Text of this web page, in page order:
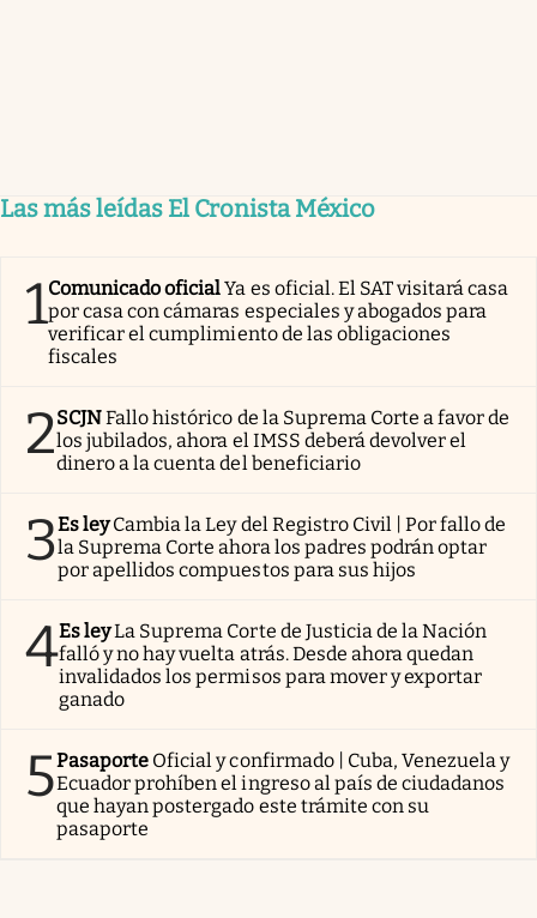
Las más leídas El Cronista México
1Comunicado oficialYa es oficial. El SAT visitará casa
por casa con cámaras especiales y abogados para
verificar el cumplimiento de las obligaciones
fiscales
2SCJNFallo histórico de la Suprema Corte a favor de
los jubilados, ahora el IMSS deberá devolver el
dinero a la cuenta del beneficiario
3Es ley Cambia la Ley del Registro Civil | Por fallo de
la Suprema Corte ahora los padres podrán optar
por apellidos compuestos para sus hijos
4Es leyLa Suprema Corte de Justicia de la Nación
falló y no hay vuelta atrás. Desde ahora quedan
invalidados los permisos para mover y exportar
ganado
5Pasaporte Oficial y confirmado | Cuba, Venezuela y
Ecuador prohíben el ingreso al país de ciudadanos
que hayan postergado este trámite con su
pasaporte